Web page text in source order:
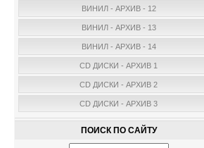
ВИНИЛ - АРХИВ - 12
ВИНИЛ - АРХИВ - 13
ВИНИЛ - АРХИВ - 14
CD ДИСКИ - АРХИВ 1
CD ДИСКИ - АРХИВ 2
CD ДИСКИ - АРХИВ 3
ПОИСК ПО САЙТУ